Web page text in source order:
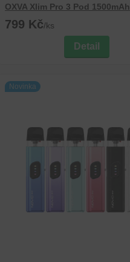
OXVA Xlim Pro 3 Pod 1500mAh
799 Kč/ks
Detail
Novinka